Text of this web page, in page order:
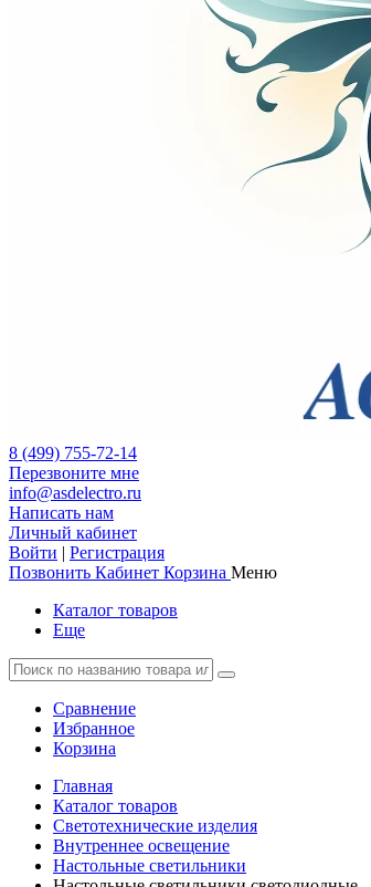
8 (499) 755-72-14
Перезвоните мне
info@asdelectro.ru
Написать нам
Личный кабинет
Войти | Регистрация
Позвонить Кабинет Корзина Меню
Каталог товаров
Еще
Сравнение
Избранное
Корзина
Главная
Каталог товаров
Светотехнические изделия
Внутреннее освещение
Настольные светильники